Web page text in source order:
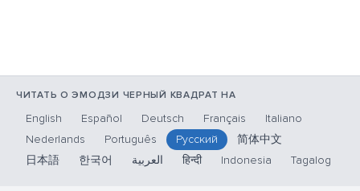
ЧИТАТЬ О ЭМОДЗИ ЧЕРНЫЙ КВАДРАТ НА
English Español Deutsch Français
Italiano
Nederlands
Português Русский
简体中文
日本語
한국어 العربية हिन्दी Indonesia Tagalog